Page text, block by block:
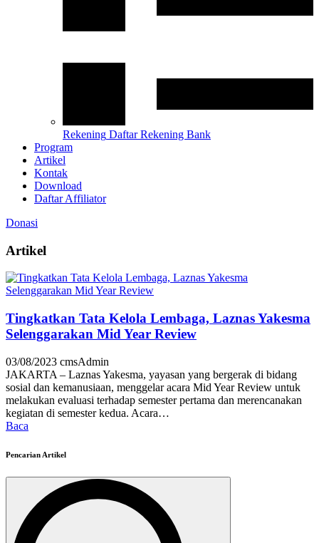
Rekening Daftar Rekening Bank
Program
Artikel
Kontak
Download
Daftar Affiliator
Donasi
Artikel
Tingkatkan Tata Kelola Lembaga, Laznas Yakesma
Selenggarakan Mid Year Review
03/08/2023 cmsAdmin
JAKARTA – Laznas Yakesma, yayasan yang bergerak di bidang
sosial dan kemanusiaan, menggelar acara Mid Year Review untuk
melakukan evaluasi terhadap semester pertama dan merencanakan
kegiatan di semester kedua. Acara…
Baca
Pencarian Artikel